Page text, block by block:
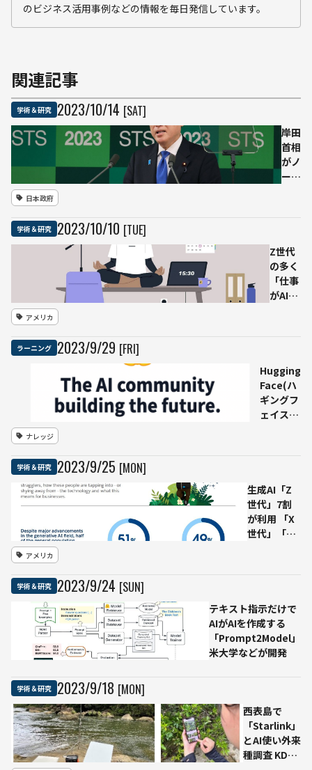
のビジネス活用事例などの情報を毎日発信しています。
関連記事
学術＆研究 2023/10/14 [SAT]
岸田
首相
がノ
ーベ
加の
STS
フォ
ーラ
「偽
情報
の拡
散、
作権
侵
害」
日本政府
学術＆研究 2023/10/10 [TUE]
Z世代
の多く
「仕事
がAIに
ない」
Adobe
未来の
労働力
アメリカ
ラーニング 2023/9/29 [FRI]
Hugging
Face(ハ
ギングフ
ェイス)
る成長企
業 概要
と使い方
を解説
ナレッジ
学術＆研究 2023/9/25 [MON]
生成AI「Z
世代」7割
が利用 「X
世代」「ベ
調査
アメリカ
学術＆研究 2023/9/24 [SUN]
テキスト指示だけで
AIがAIを作成する
「Prompt2Model」
米大学などが開発
学術＆研究 2023/9/18 [MON]
西表島で
「Starlink」
とAI使い外来
種調査 KDDI